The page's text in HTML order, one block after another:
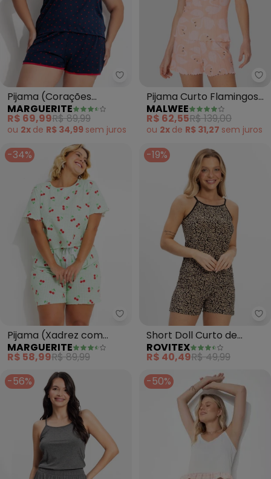
Marguerite - Pijama (Corações
Pijama (Corações
Pequenos) em Malha
Suede
MARGUERITE
R$ 69,99R$ 89,99
ou 2x de R$ 34,99 sem juros
Pijama Curto Flamingos
(Laranja)
MALWEE
R$ 62,55R$ 139,00
ou 2x de R$ 31,27 sem juros
-34%
Marguerite - Pijama (Xadrez
Pijama (Xadrez com
Cereja) em Malha de
Algodão
MARGUERITE
R$ 58,99R$ 89,99
-19%
Short Doll Curto de
Liganete Bella Ana
(Preto)
ROVITEX
R$ 40,49R$ 49,99
-56%
-50%